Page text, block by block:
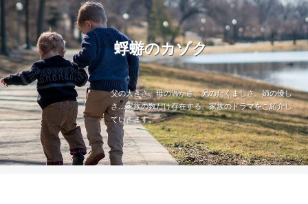
蜉蝣のカゾク
父の大きさ、母の温かさ、兄のたくましさ、姉の優し
さ…家族の数だけ存在する、家族のドラマをご紹介し
ていきます。